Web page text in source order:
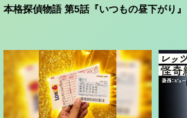
本格探偵物語 第5話『いつもの昼下がり』